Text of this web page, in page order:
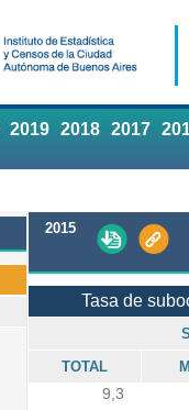
2019 2018 2017
2015
Tasa de
TOTAL
9,3